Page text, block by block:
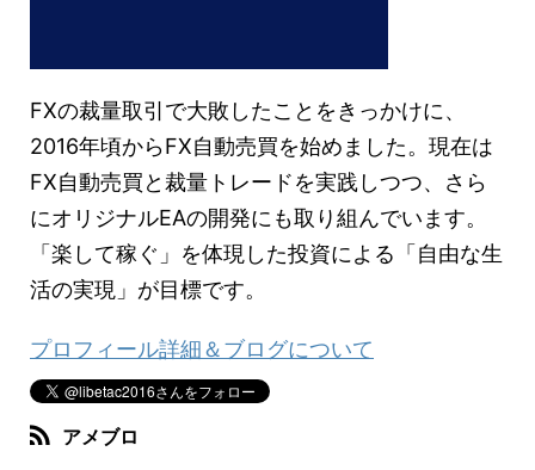
FXの裁量取引で大敗したことをきっかけに、
2016年頃からFX自動売買を始めました。現在は
FX自動売買と裁量トレードを実践しつつ、さら
にオリジナルEAの開発にも取り組んでいます。
「楽して稼ぐ」を体現した投資による「自由な生
活の実現」が目標です。
プロフィール詳細＆ブログについて
アメブロ